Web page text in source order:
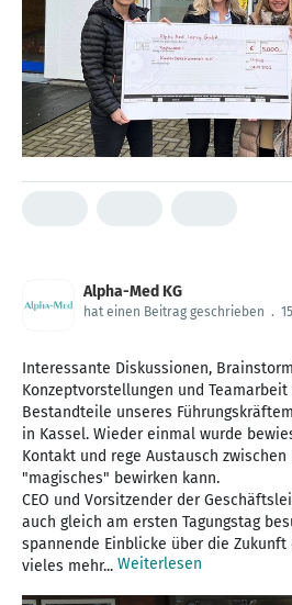
Alpha-Med KG
hat einen Beitrag geschrieben .
Interessante Diskussionen,
Konzeptvorstellungen und
Bestandteile unseres
in Kassel. Wieder einmal wurde
Kontakt und rege Austausch
"magisches" bewirken kann.
CEO und Vorsitzender der
auch gleich am ersten Tagungstag
spannende Einblicke über die Zukunft
vieles mehr... Weiterlesen